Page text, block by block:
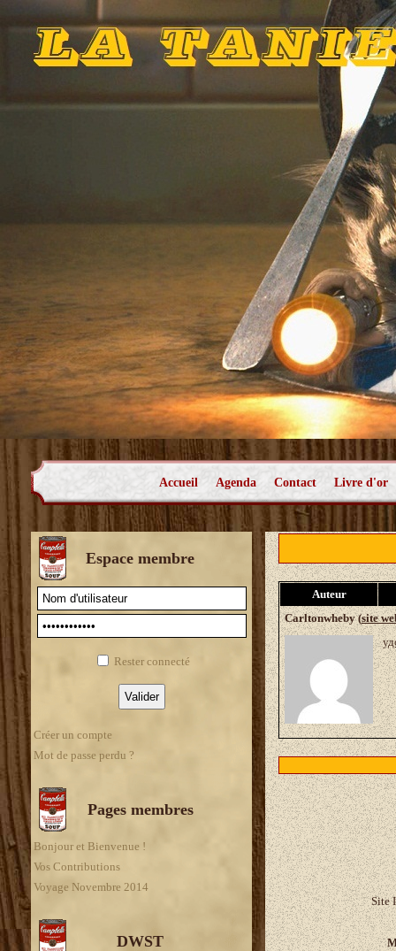
Accueil Agenda Contact Livre d'or
Espace membre
Rester connecté
Créer un compte
Mot de passe perdu ?
Pages membres
Bonjour et Bienvenue !
Vos Contributions
Voyage Novembre 2014
DWST
Auteur
Carltonwheby (site
Site